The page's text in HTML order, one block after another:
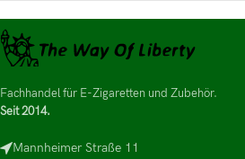
Fachhandel für E-Zigaretten und Zubehör.
Seit 2014.
Mannheimer Straße 11